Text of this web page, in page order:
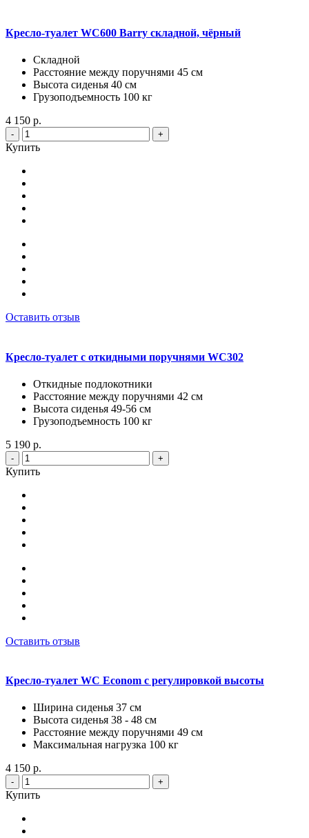
Кресло-туалет WC600 Barry складной, чёрный
Складной
Расстояние между поручнями 45 см
Высота сиденья 40 см
Грузоподъемность 100 кг
4 150 р.
- +
Купить
Оставить отзыв
Кресло-туалет с откидными поручнями WC302
Откидные подлокотники
Расстояние между поручнями 42 см
Высота сиденья 49-56 см
Грузоподъемность 100 кг
5 190 р.
- +
Купить
Оставить отзыв
Кресло-туалет WC Econom с регулировкой высоты
Ширина сиденья 37 см
Высота сиденья 38 - 48 см
Расстояние между поручнями 49 см
Максимальная нагрузка 100 кг
4 150 р.
- +
Купить